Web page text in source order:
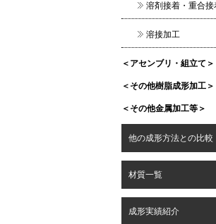
溶剤接着・重合接
溶接加工
＜アセンブリ・組立て＞
＜その他樹脂成形加工＞
＜その他金属加工等＞
他の成形方法との比較
材質一覧
成形実績紹介